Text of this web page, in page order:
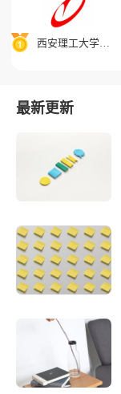
西安理工大学高科学院
最新更新